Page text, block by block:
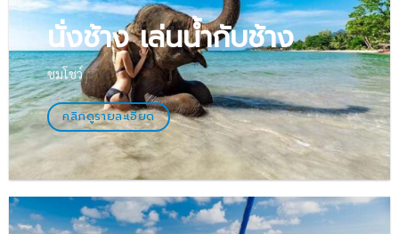
นั่งช้าง เล่นน้ำกับช้าง
ชมโชว์
คลิกดูรายละเอียด